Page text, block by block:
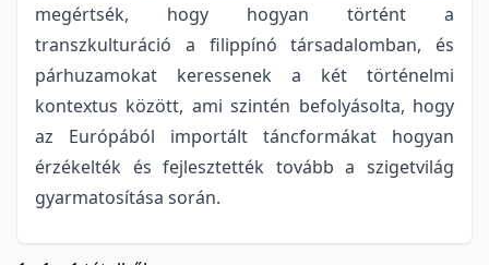
megértsék, hogy hogyan történt a
transzkulturáció a filippínó társadalomban, és
párhuzamokat keressenek a két történelmi
kontextus között, ami szintén befolyásolta, hogy
az Európából importált táncformákat hogyan
érzékelték és fejlesztették tovább a szigetvilág
gyarmatosítása során.